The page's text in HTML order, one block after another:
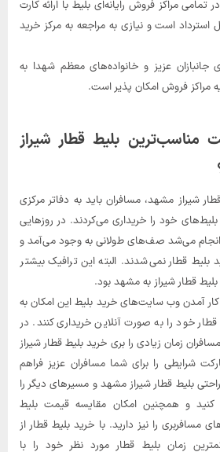
تمامی مراکز فروش رایانه‌ای بلیط با ارائه‌ کارت
استرداد است و نیازی به مراجعه به مرکز خرید
جانبازان عزیز و خانواده‌های معظم شهدا به
مراکز فروش امکان‌ پذیر است.
مناسب‌ترین بلیط قطار شیراز
شیراز مشهد، مسافران باید به دفاتر مرکزی
خود را خریداری می‌کردند. در روزهایی
می‌شد صف‌های طولانی به وجود می‌آمد و
بلیط قطار نمی‌شدند. البته این ترافیک بیشتر
قطار شیراز به مشهد بود.
کار آمدن وب سایت‌های خرید بلیط این امکان به
خود را به صورت آنلاین خریداری کنند. در
زمان زیادی را بری خرید بلیط قطار شیراز
شرایطی را برای شما مسافران عزیز فراهم
بلیط قطار شیراز مشهد و مسیر‌های دیگر را
کنید و همچنین امکان مقایسه قیمت بلیط
را نیز دارید. با خرید بلیط قطار از
زمان بلیط قطار مورد نظر خود را با